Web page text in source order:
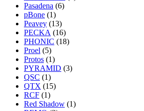
Pasadena (6)
pBone (1)
Peavey (13)
PECKA (16)
PHONIC (18)
Proel (5)
Protos (1)
PYRAMID (3)
QSC (1)
QTX (15)
RCF (1)
Red Shadow (1)